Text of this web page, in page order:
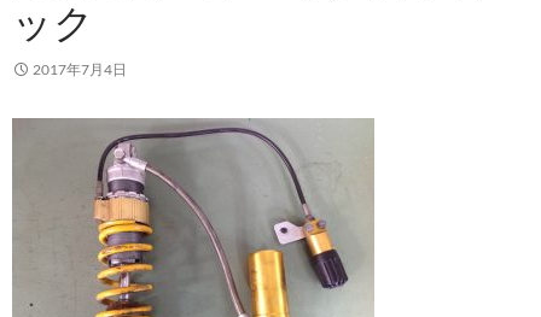
ック
2017年7月4日